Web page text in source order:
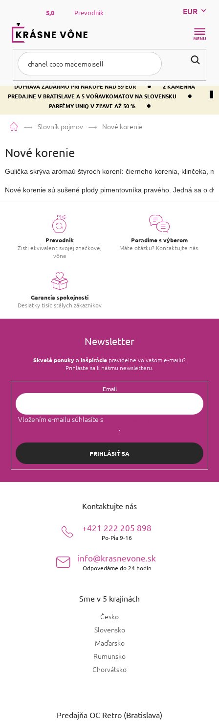
obsah
DOPRAVA ZADARMO PRI NÁKUPE NAD 59 EUR •
2 KAMENNÁ
PREDAJNE V BRATISLAVE A 5 VOŇAVKOMATOV NA SLOVENSKU
•
PARFÉMY UNIQ V ZĽAVE AŽ 50 % •
5,0 Prevodník EUR
DomovSlovník pojmov Nové korenie
Nové korenie
Gulička skrýva arómaú štyroch korení: čierneho korenia, klinčeka,
Nové korenie sú sušené plody pimentovníka pravého. Jedná sa o
Prevodník
Zisti ekvivalent svojej značkovej
vône
Poradíme s výberom
Máte otázku? Kontaktujte nás.
Garancia spokojnosti
Desiatky tisíc stálych zákazníkov
Newsletter
Skvelé ponuky a inšpirácie pravidelne vo vašom e‑mailu?
Prihláste sa k nášmu newsletteru.
Email
Vložením e-mailu súhlasíte s
.
PRIHLÁSIŤ SA
Kontaktujte nás
+421 222 205 898
Po-Pia 9-16
info@krasnevone.sk
Odpovedáme do 24 hodín
Sme v 5 krajinách
Česko
Slovensko
Maďarsko
Rumunsko
Chorvátsko
Predajňa OC Retro (Bratislava)